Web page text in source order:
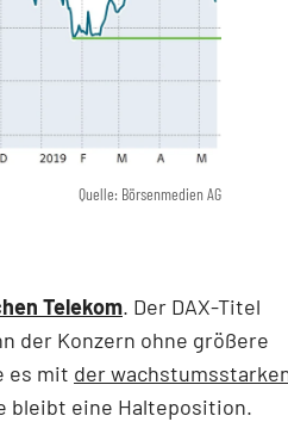
Quelle: Börsenmedien AG
Telekom. Der DAX-Titel
der Konzern ohne größere
es mit der
bleibt eine Halteposition.